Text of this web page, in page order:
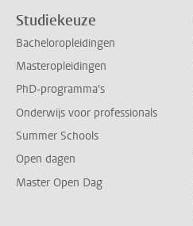
Studiekeuze
Bacheloropleidingen
Masteropleidingen
PhD-programma's
Onderwijs voor professionals
Summer Schools
Open dagen
Master Open Dag